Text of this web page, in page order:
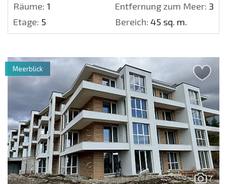
Räume: 1 Entfernung zum Meer: 300
Etage: 5 Bereich: 45 sq. m.
7
Meerblick